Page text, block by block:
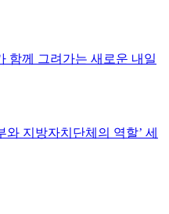
함께 그려가는 새로운 내일
지방자치단체의 역할’ 세